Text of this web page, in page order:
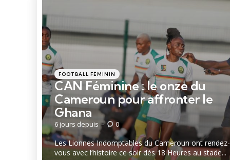
Catégories
Posté
dans
FOOTBALL FÉMININ
CAN Féminine : le onze du
Cameroun pour affronter le
Ghana
6 jours depuis 0
Les Lionnes Indomptables du Cameroun ont rendez-
vous avec l’histoire ce soir dès 18 Heures au stade...